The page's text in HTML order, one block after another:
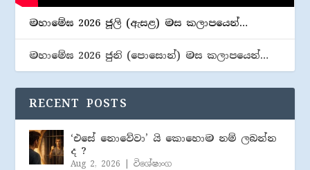
මහාමේඝ 2026 ජූලි (​ඇසළ) මස කලාපයෙන්…
මහාමේඝ 2026 ජුනි (​පොසොන්) මස කලාපයෙන්…
RECENT POSTS
‘එසේ නොවේවා’ යි කොහොම නම් ලබන්න
ද ?
Aug 2, 2026 |විශේෂාංග